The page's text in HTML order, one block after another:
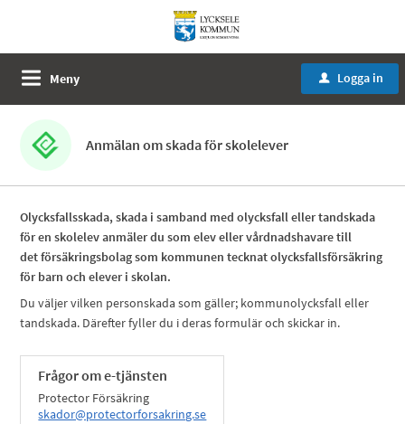
Meny u Logga in
Anmälan om skada för skolelever
Olycksfallsskada, skada i samband med olycksfall eller tandskada
för en skolelev anmäler du som elev eller vårdnadshavare till
det försäkringsbolag som kommunen tecknat olycksfallsförsäkring
för barn och elever i skolan.
Du väljer vilken personskada som gäller; kommunolycksfall eller
tandskada. Därefter fyller du i deras formulär och skickar in.
Frågor om e-tjänsten
Protector Försäkring
skador@protectorforsakring.se